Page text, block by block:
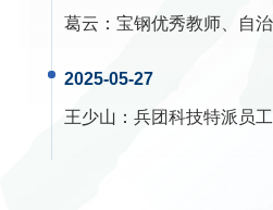
葛云 ：宝钢优秀教师、自
2025-05-27
王少山 ：兵团科技特派员